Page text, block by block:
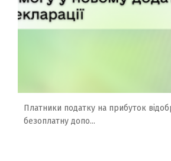
Платники податку на прибуток
безоплатну допо...